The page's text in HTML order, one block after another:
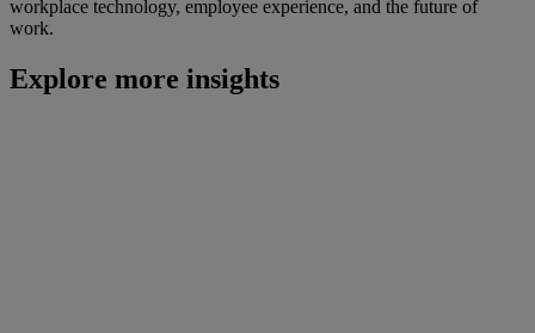
workplace technology, employee experience, and the future of
work.
Explore more insights